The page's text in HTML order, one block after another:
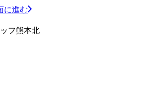
に進む
フ熊本北